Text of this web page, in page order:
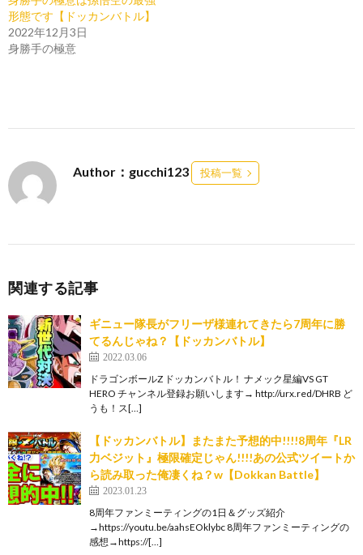
形態です【ドッカンバトル】
2022年12月3日
身勝手の極意
Author：gucchi123 投稿一覧
関連する記事
ギニュー隊長がフリーザ様連れてきたら7周年に勝
てるんじゃね？【ドッカンバトル】
2022.03.06
ドラゴンボールZ ドッカンバトル！ ナメック星編VS GT
HERO チャンネル登録お願いします→ http://urx.red/DHRB ど
うも！ス[…]
【ドッカンバトル】またまた予想的中!!!!8周年『LR
力ベジット』極限確定じゃん!!!!あの公式ツイートか
ら読み取った俺凄くね？w【Dokkan Battle】
2023.01.23
8周年ファンミーティングの1日＆グッズ紹介
→https://youtu.be/aahsEOklybc 8周年ファンミーティングの
感想→https://[…]